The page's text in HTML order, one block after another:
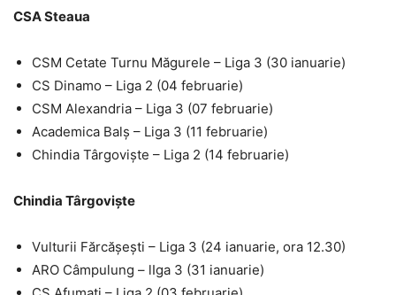
CSA Steaua
CSM Cetate Turnu Măgurele – Liga 3 (30 ianuarie)
CS Dinamo – Liga 2 (04 februarie)
CSM Alexandria – Liga 3 (07 februarie)
Academica Balș – Liga 3 (11 februarie)
Chindia Târgoviște – Liga 2 (14 februarie)
Chindia Târgoviște
Vulturii Fărcășești – Liga 3 (24 ianuarie, ora 12.30)
ARO Câmpulung – lIga 3 (31 ianuarie)